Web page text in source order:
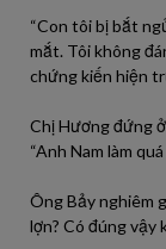
“Con tôi bị bắt
mắt. Tôi không
chứng kiến hiện
Chị Hương đứng
“Anh Nam làm
Ông Bảy nghiêm
lợn? Có đúng vậy